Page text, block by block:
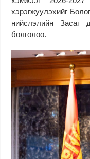
хэрэгжуулэхийг
нийслэлийн Засаг
болголоо.